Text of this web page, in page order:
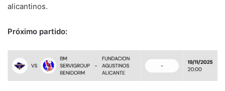
alicantinos.
Próximo partido: